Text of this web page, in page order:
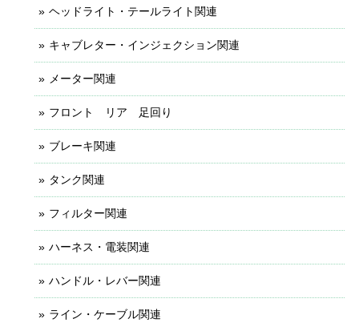
ヘッドライト・テールライト関連
キャブレター・インジェクション関連
メーター関連
フロント リア 足回り
ブレーキ関連
タンク関連
フィルター関連
ハーネス・電装関連
ハンドル・レバー関連
ライン・ケーブル関連